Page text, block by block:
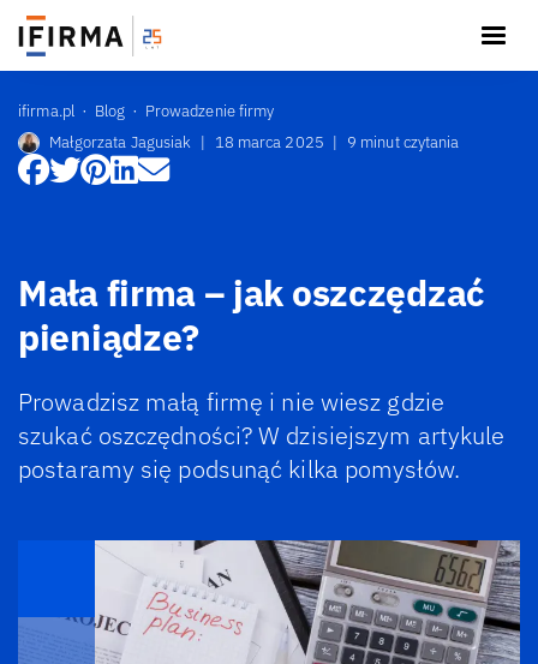
ifirma.pl Blog
Prowadzenie firmy
Małgorzata Jagusiak | 18 marca 2025 | 9 minut czytania
Mała firma – jak oszczędzać
pieniądze?
Prowadzisz małą firmę i nie wiesz gdzie
szukać oszczędności? W dzisiejszym artykule
postaramy się podsunąć kilka pomysłów.